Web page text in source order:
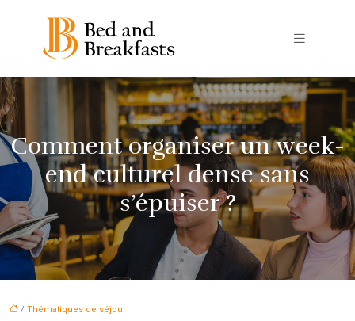
Comment organiser un week-
end culturel dense sans
s’épuiser ?
/ Thématiques de séjour